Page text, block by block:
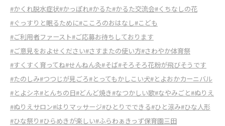
#かくれ脱水症状#かっぽれ#かるた#かるた交流会#くちなしの花
#ぐっすりと眠るために#こころのおはなし#こども
#ご利用者ファースト#ご応募お待ちしております
#ご意見をおよせください#さすまたの使い方#さわやか体育祭
#すくすく育ってね#せんねん灸#そば#そろそろ花粉が飛びそうです
#たのしみ#つつじが見ごろ#とってもかしこい犬#とよおかカーニバル
#とよシネ#とんちの日#どんど焼き#なつかしい歌#なやみごと#ぬりえ
#ぬりえサロン#はりマッサージ#ひとりでできる#ひと涼み#ひな人形
#ひな祭り#ひらめきが楽しい#ふらわぁきっず保育園三田